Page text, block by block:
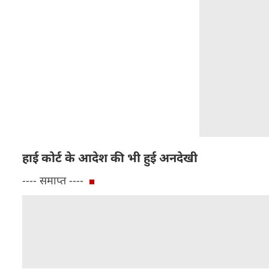
हाई कोर्ट के आदेश की भी हुई अनदेखी
---- समाप्त ----